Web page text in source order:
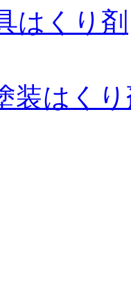
はくり剤
装はく